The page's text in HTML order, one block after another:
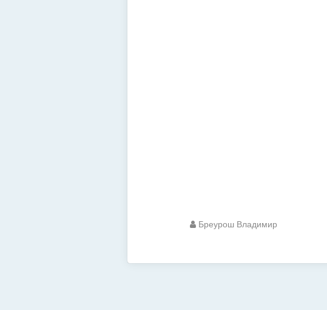
Бреурош Владимир